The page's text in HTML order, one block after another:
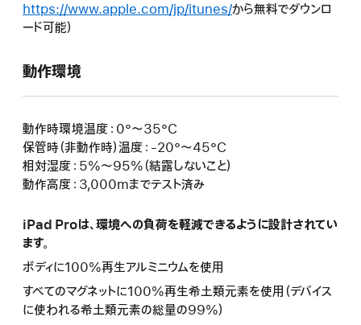
https://www.apple.com/jp/itunes/から無料でダウンロ
ード可能）
動作環境
動作時環境温度：0°〜35°C
保管時（非動作時）温度：-20°〜45°C
相対湿度：5%〜95%（結露しないこと）
動作高度：3,000mまでテスト済み
iPad Proは、環境への負荷を軽減できるように設計されてい
ます。
ボディに100%再生アルミニウムを使用
すべてのマグネットに100%再生希土類元素を使用（デバイス
に使われる希土類元素の総量の99%）